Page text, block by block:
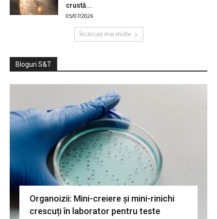
crustă...
05/07/2026
Încărcați mai multe
Bloguri S&T
Organoizii: Mini-creiere și mini-rinichi
crescuți în laborator pentru teste